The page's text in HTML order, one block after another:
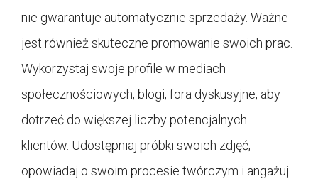
nie gwarantuje automatycznie sprzedaży. Ważne
jest również skuteczne promowanie swoich prac.
Wykorzystaj swoje profile w mediach
społecznościowych, blogi, fora dyskusyjne, aby
dotrzeć do większej liczby potencjalnych
klientów. Udostępniaj próbki swoich zdjęć,
opowiadaj o swoim procesie twórczym i angażuj